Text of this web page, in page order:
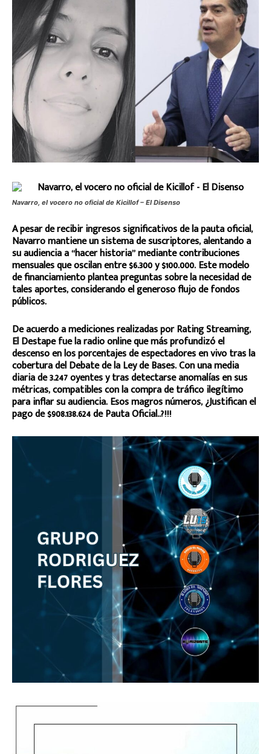
Navarro, el vocero no oficial de Kicillof – El Disenso
A pesar de recibir ingresos significativos de la pauta oficial,
Navarro mantiene un sistema de suscriptores, alentando a
su audiencia a “hacer historia” mediante contribuciones
mensuales que oscilan entre $6.300 y $100.000. Este modelo
de financiamiento plantea preguntas sobre la necesidad de
tales aportes, considerando el generoso flujo de fondos
públicos.
De acuerdo a mediciones realizadas por Rating Streaming,
El Destape fue la radio online que más profundizó el
descenso en los porcentajes de espectadores en vivo tras la
cobertura del Debate de la Ley de Bases. Con una media
diaria de 3.247 oyentes y tras detectarse anomalías en sus
métricas, compatibles con la compra de tráfico ilegítimo
para inflar su audiencia. Esos magros números, ¿Justifican el
pago de $908.138.624 de Pauta Oficial..?!!!